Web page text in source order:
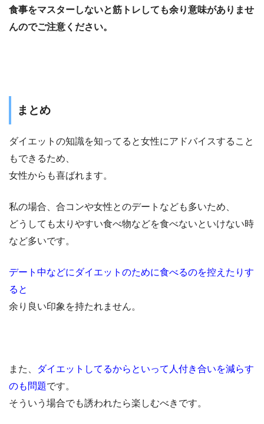
食事をマスターしないと筋トレしても余り意味がありませ
んのでご注意ください。
まとめ
ダイエットの知識を知ってると女性にアドバイスすること
もできるため、
女性からも喜ばれます。
私の場合、合コンや女性とのデートなども多いため、
どうしても太りやすい食べ物などを食べないといけない時
など多いです。
デート中などにダイエットのために食べるのを控えたりす
ると
余り良い印象を持たれません。
また、
ダイエットしてるからといって人付き合いを減らす
のも問題です。
そういう場合でも誘われたら楽しむべきです。